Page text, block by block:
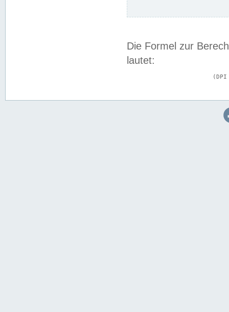
Die Formel zur
lautet: